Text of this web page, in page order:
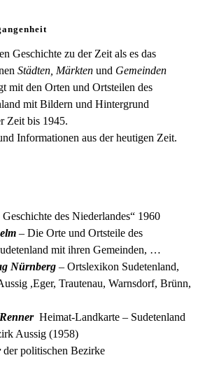
Geschichte zu der Zeit als es das
Städten, Märkten und Gemeinden
mit den Orten und Ortsteilen des
mit Bildern und Hintergrund
Zeit bis 1945.
Informationen aus der heutigen Zeit.
des Niederlandes“ 1960
– Die Orte und Ortsteile des
mit ihren Gemeinden, …
Nürnberg – Ortslexikon Sudetenland,
,Eger, Trautenau, Warnsdorf, Brünn,
Heimat-Landkarte – Sudetenland
Aussig (1958)
der politischen Bezirke